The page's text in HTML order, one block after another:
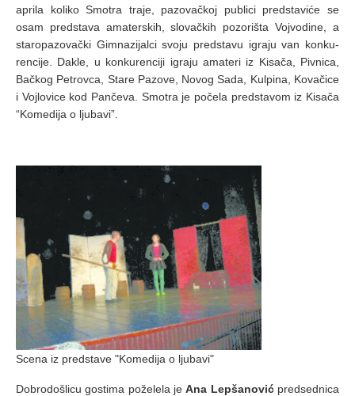
apri­la ko­li­ko Smo­tra tra­je, pa­zo­vač­koj pu­bli­ci pred­sta­vi­će se
osam pred­sta­va ama­ter­skih, slo­vač­kih po­zo­ri­šta Voj­vo­di­ne, a
sta­ro­pa­zo­vač­ki Gim­na­zi­jal­ci svo­ju pred­sta­vu igra­ju van kon­ku­
ren­ci­je. Da­kle, u kon­ku­ren­ci­ji igra­ju ama­te­ri iz Ki­sa­ča, Piv­ni­ca,
Bač­kog Pe­trov­ca, Sta­re Pa­zo­ve, Novog Sada, Kulpina, Ko­va­či­ce
i Voj­lo­vi­ce kod Pan­če­va. Smo­tra je po­če­la pred­sta­vom iz Ki­sa­ča
“Ko­me­di­ja o lju­ba­vi”.
Scena iz predstave "Komedija o ljubavi"
Do­bro­do­šli­cu go­sti­ma po­že­le­la jeAna Lep­ša­no­vićpred­sed­ni­ca